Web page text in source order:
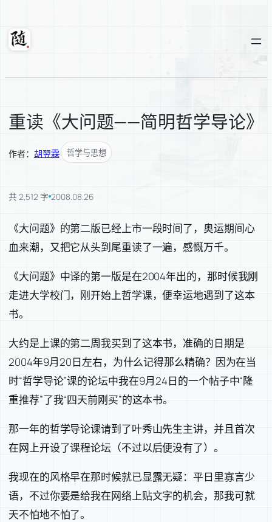
内
随轩
重读《大问题——简明哲学导论》
作者： 胡翌霖· 哲学与思想
共 2,512 字 2008.08.26
《大问题》的第二版已经上市一段时间了，奥运期间心
血来潮，又把它从头到尾重读了一遍，感慨万千。
《大问题》中译的第一版是在2004年出的，那时候我刚
走进大学校门，刚开始上哲学课，便幸运地遇到了这本
书。
大约是上课的第二周我买到了这本书，准确的日期是
2004年9月20日左右，为什么记得那么精确？因为在当
时“哲学导论”课的论坛中我在9月24日的一个帖子中“隆
重推荐”了我“四天前刚买”的这本书。
那一年的哲学导论课请到了叶秀山先生主讲，并且首次
在网上开设了课程论坛（不过以后便没有了）。
我现在的风格早在那时候就已显露无疑：平日里寡言少
语，不过你要是给我在网络上贴文字的机会，那我可就
天不怕地不怕了。